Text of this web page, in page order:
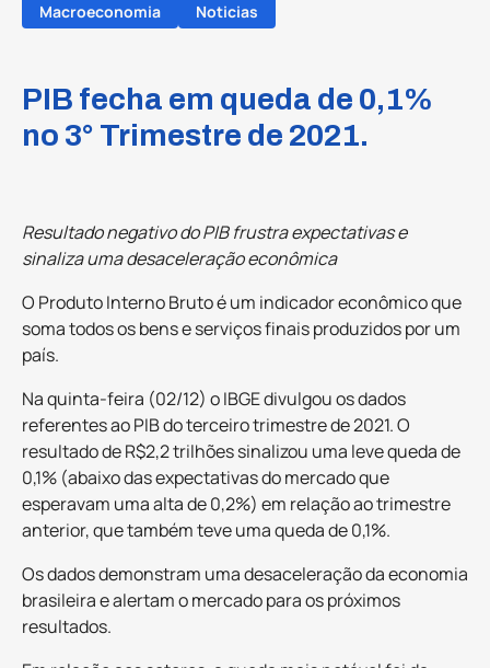
Macroeconomia Noticias
PIB fecha em queda de 0,1%
no 3° Trimestre de 2021.
Resultado negativo do PIB frustra expectativas e
sinaliza uma desaceleração econômica
O Produto Interno Bruto é um indicador econômico que
soma todos os bens e serviços finais produzidos por um
país.
Na quinta-feira (02/12) o IBGE divulgou os dados
referentes ao PIB do terceiro trimestre de 2021. O
resultado de R$2,2 trilhões sinalizou uma leve queda de
0,1% (abaixo das expectativas do mercado que
esperavam uma alta de 0,2%) em relação ao trimestre
anterior, que também teve uma queda de 0,1%.
Os dados demonstram uma desaceleração da economia
brasileira e alertam o mercado para os próximos
resultados.